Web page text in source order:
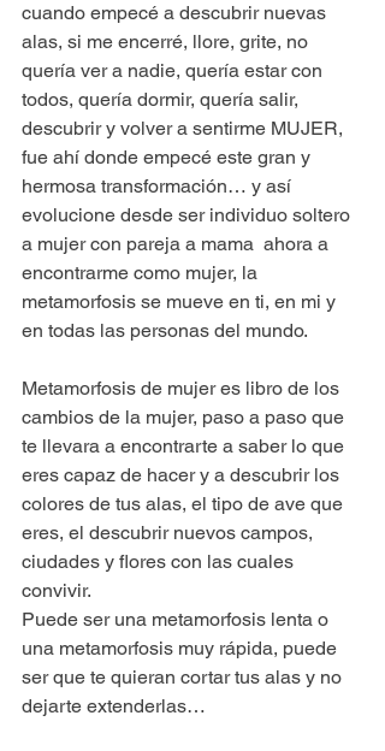
cuando empecé a descubrir nuevas
alas, si me encerré, llore, grite, no
quería ver a nadie, quería estar con
todos, quería dormir, quería salir,
descubrir y volver a sentirme MUJER,
fue ahí donde empecé este gran y
hermosa transformación… y así
evolucione desde ser individuo soltero
a mujer con pareja a mama  ahora a
encontrarme como mujer, la
metamorfosis se mueve en ti, en mi y
en todas las personas del mundo.
Metamorfosis de mujer es libro de los
cambios de la mujer, paso a paso que
te llevara a encontrarte a saber lo que
eres capaz de hacer y a descubrir los
colores de tus alas, el tipo de ave que
eres, el descubrir nuevos campos,
ciudades y flores con las cuales
convivir.
Puede ser una metamorfosis lenta o
una metamorfosis muy rápida, puede
ser que te quieran cortar tus alas y no
dejarte extenderlas…